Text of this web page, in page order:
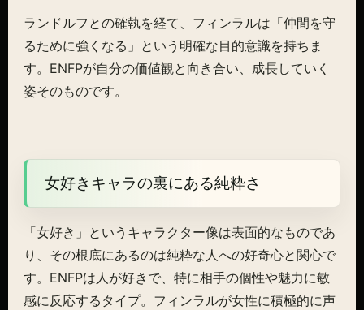
ランドルフとの確執を経て、フィンラルは「仲間を守
るために強くなる」という明確な目的意識を持ちま
す。ENFPが自分の価値観と向き合い、成長していく
姿そのものです。
女好きキャラの裏にある純粋さ
「女好き」というキャラクター像は表面的なものであ
り、その根底にあるのは純粋な人への好奇心と関心で
す。ENFPは人が好きで、特に相手の個性や魅力に敏
感に反応するタイプ。フィンラルが女性に積極的に声